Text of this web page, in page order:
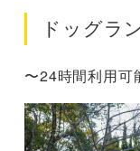
ドッグラ
〜24時間利用可